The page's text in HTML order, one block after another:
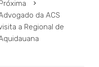
da ACS
a Regional de